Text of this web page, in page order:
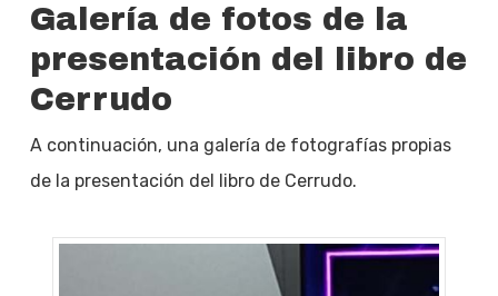
Galería de fotos de la
presentación del libro de
Cerrudo
A continuación, una galería de fotografías propias
de la presentación del libro de Cerrudo.